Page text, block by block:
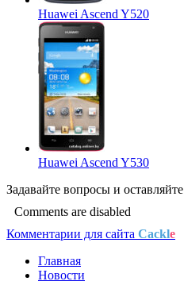
Huawei Ascend Y520
Huawei Ascend Y530
Задавайте вопросы и оставляйте
Comments are disabled
Комментарии для сайта Cackle
Главная
Новости